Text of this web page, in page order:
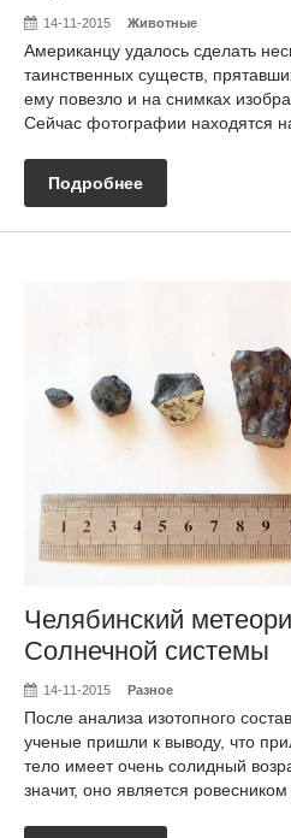
14-11-2015 Животные
Американцу удалось сделать
таинственных существ,
ему повезло и на снимках
Сейчас фотографии находятся
Подробнее
Челябинский
Солнечной системы
14-11-2015 Разное
После анализа изотопного
ученые пришли к выводу, что
тело имеет очень солидный
значит, оно является